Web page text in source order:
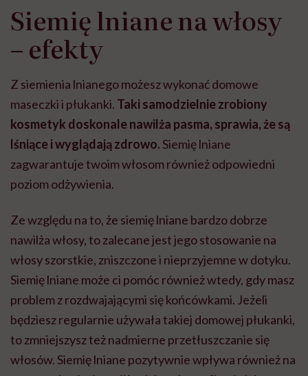
Siemię lniane na włosy
– efekty
Z siemienia lnianego możesz wykonać domowe
maseczki i płukanki. Taki samodzielnie zrobiony
kosmetyk doskonale nawilża pasma, sprawia, że są
lśniące i wyglądają zdrowo.Siemię lniane
zagwarantuje twoim włosom również odpowiedni
poziom odżywienia.
Ze względu na to, że siemię lniane bardzo dobrze
nawilża włosy, to zalecane jest jego stosowanie na
włosy szorstkie, zniszczone i nieprzyjemne w dotyku.
Siemię lniane może ci pomóc również wtedy, gdy masz
problem z rozdwajającymi się końcówkami. Jeżeli
będziesz regularnie używała takiej domowej płukanki,
to zmniejszysz też nadmierne przetłuszczanie się
włosów. Siemię lniane pozytywnie wpływa również na